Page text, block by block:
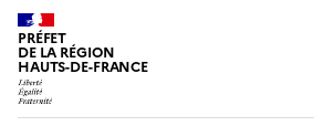
PRÉFET
DE LA RÉGION
HAUTS-DE-FRANCE